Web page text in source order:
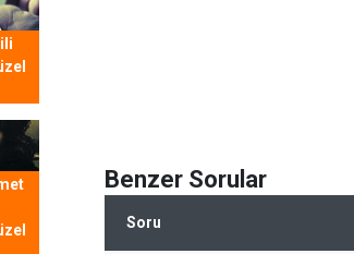
Benzer Sorular
Soru